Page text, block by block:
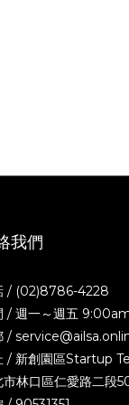
我們
/ (02)8786-4228
/ 週一～週五
/
/ 新創園區Startup
市林口區仁愛路二段